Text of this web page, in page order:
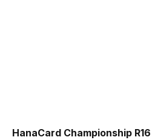
HanaCard Championship R16